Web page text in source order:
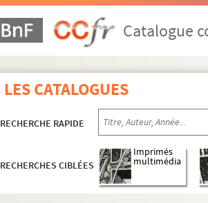
Catalogue
LES CATALOGUES
RECHERCHE RAPIDE
RECHERCHES CIBLÉES
Imprimés
multimédia